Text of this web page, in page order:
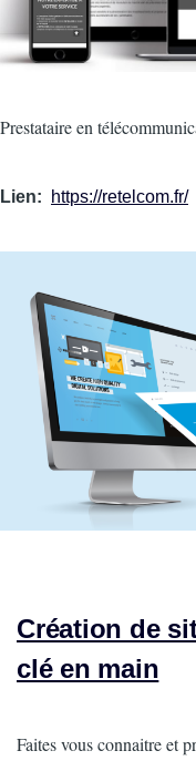
Intro
Prestataire en
Lien https://retelcom.fr/
Création de
clé en main
Intro
Faites vous connaitre et